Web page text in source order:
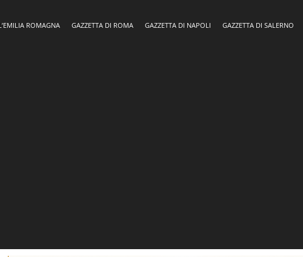
ROMAGNA GAZZETTA DI ROMA GAZZETTA DI NAPOLI GAZZETTA DI SALERNO